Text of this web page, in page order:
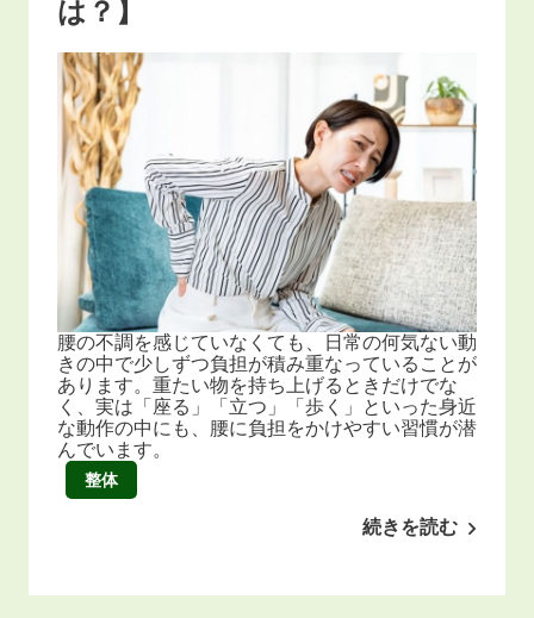
は？】
腰の不調を感じていなくても、日常の何気ない動
きの中で少しずつ負担が積み重なっていることが
あります。重たい物を持ち上げるときだけでな
く、実は「座る」「立つ」「歩く」といった身近
な動作の中にも、腰に負担をかけやすい習慣が潜
んでいます。
整体
続きを読む